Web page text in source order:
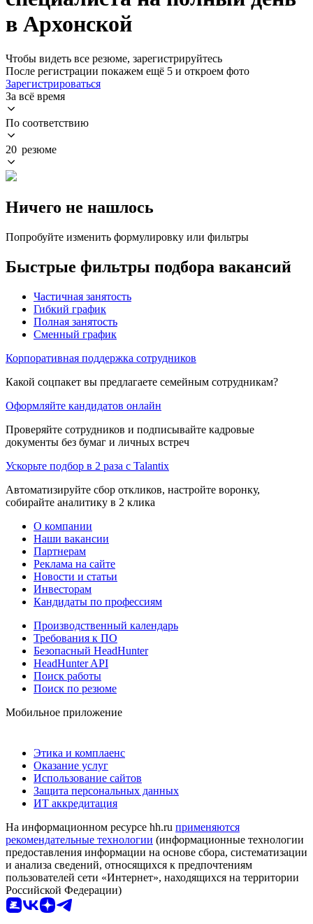
в Архонской
Чтобы видеть все резюме, зарегистрируйтесь
После регистрации покажем ещё 5 и откроем фото
Зарегистрироваться
За всё время
По соответствию
20 резюме
Ничего не нашлось
Попробуйте изменить формулировку или фильтры
Быстрые фильтры подбора вакансий
Частичная занятость
Гибкий график
Полная занятость
Сменный график
Корпоративная поддержка сотрудников
Какой соцпакет вы предлагаете семейным сотрудникам?
Оформляйте кандидатов онлайн
Проверяйте сотрудников и подписывайте кадровые
документы без бумаг и личных встреч
Ускорьте подбор в 2 раза с Talantix
Автоматизируйте сбор откликов, настройте воронку,
собирайте аналитику в 2 клика
О компании
Наши вакансии
Партнерам
Реклама на сайте
Новости и статьи
Инвесторам
Кандидаты по профессиям
Производственный календарь
Требования к ПО
Безопасный HeadHunter
HeadHunter API
Поиск работы
Поиск по резюме
Мобильное приложение
Этика и комплаенс
Оказание услуг
Использование сайтов
Защита персональных данных
ИТ аккредитация
На информационном ресурсе hh.ru применяются
рекомендательные технологии (информационные технологии
предоставления информации на основе сбора, систематизации
и анализа сведений, относящихся к предпочтениям
пользователей сети «Интернет», находящихся на территории
Российской Федерации)